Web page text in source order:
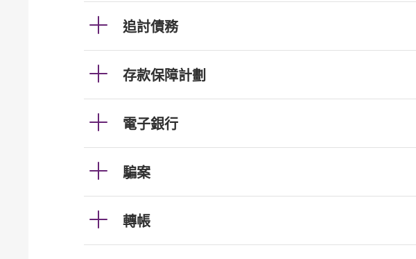
追討債務
存款保障計劃
電子銀行
騙案
轉帳